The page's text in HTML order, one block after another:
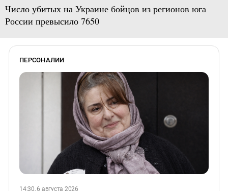
Число убитых на Украине бойцов из регионов юга
России превысило 7650
ПЕРСОНАЛИИ
14:30, 6 августа 2026